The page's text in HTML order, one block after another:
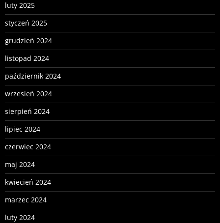
luty 2025
styczeń 2025
grudzień 2024
listopad 2024
październik 2024
wrzesień 2024
sierpień 2024
lipiec 2024
czerwiec 2024
maj 2024
kwiecień 2024
marzec 2024
luty 2024